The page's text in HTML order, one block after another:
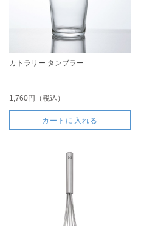
カトラリー タンブラー
1,760円（税込）
カートに入れる